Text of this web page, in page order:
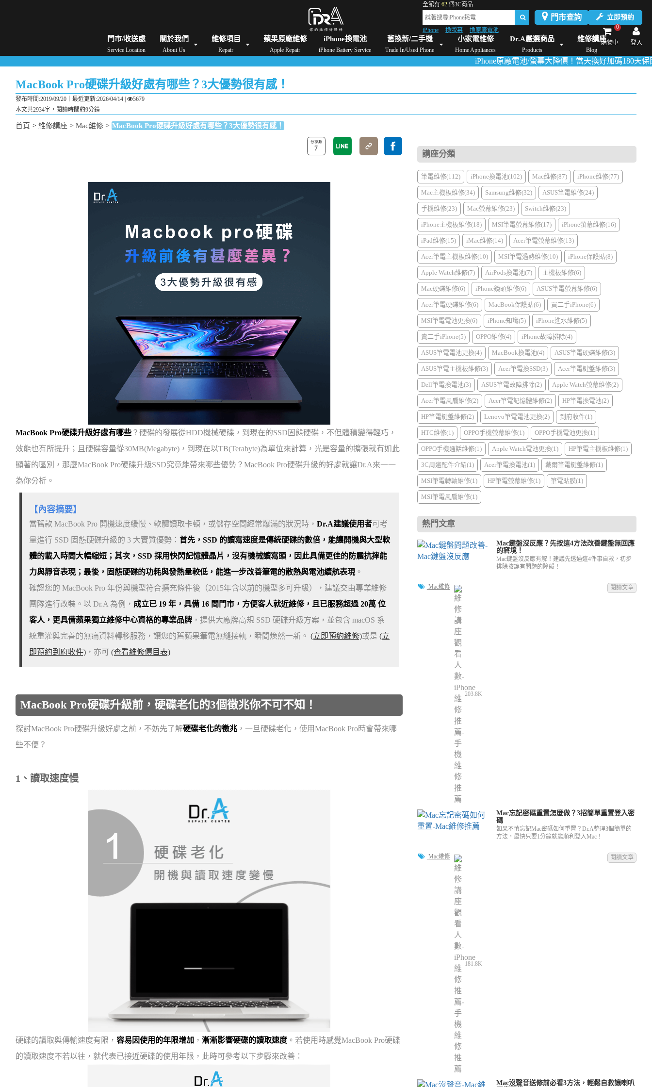
門市查詢 立即預約
全館有 62 個3C商品
iPhone 換螢幕
換原廠電池
登入
0
購物車
門市/收送處
Service Location
關於我們
About Us
維修項目
Repair
蘋果原廠維修
Apple Repair
iPhone換電池
iPhone Battery Service
舊換新/二手機
Trade In/Used Phone
小家電維修
Home Appliances
Dr.A嚴選商品
Products
維修講座
Blog
Android手機維修/價格 MacBook維修/價格 iPad維修/價格 Switch維修/價格 Apple Watch維修/價格 AirPods維修/價格 Dyson維修/價格 Mac Mini維修/價格 iMac維修/價格 Xbox維修/價格 伊萊
iPhone原廠電池/螢幕大降價！當天換好加碼180天保固！活動
MacBook Pro硬碟升級好處有哪些？3大優勢很有感！
發布時間:2019/09/20｜ 最近更新:2026/04/14
5679
本文共2934字，閱讀時間約9分鐘
首頁 > 維修講座 > Mac維修 > MacBook Pro硬碟升級好處有哪些？3大優勢很有感！
7
MacBook Pro硬碟升級好處有哪些 ？硬碟的發展從HDD機械硬碟，到現在的SSD固態硬碟，不但體積變得輕巧，
效能也有所提升；且硬碟容量從30MB(Megabyte)，到現在以TB(Terabyte)為單位來計算，光是容量的擴張就有如此
顯著的區別，那麼MacBook Pro硬碟升級SSD究竟能帶來哪些優勢？MacBook Pro硬碟升級的好處就讓Dr.A來一一
為你分析。
【內容摘要】
當舊款 MacBook Pro 開機速度緩慢、軟體讀取卡頓，或儲存空間經常爆滿的狀況時， Dr.A建議使用者可考
量進行 SSD 固態硬碟升級的 3 大實質優勢： 首先，SSD 的讀寫速度是傳統硬碟的數倍，能讓開機與大型軟
體的載入時間大幅縮短；其次，SSD 採用快閃記憶體晶片，沒有機械讀寫頭，因此具備更佳的防震抗摔能
力與靜音表現；最後，固態硬碟的功耗與發熱量較低，能進一步改善筆電的散熱與電池續航表現。
確認您的 MacBook Pro 年份與機型符合擴充條件後（2015年含以前的機型多可升級），建議交由專業維修
團隊進行改裝。以 Dr.A 為例， 成立已 19 年，具備 16 間門市，方便客人就近維修，且已服務超過 20萬 位
客人，更具備蘋果獨立維修中心資格的專業品牌，提供大廠牌高規 SSD 硬碟升級方案，並包含 macOS 系
統重灌與完善的無痛資料轉移服務，讓您的舊蘋果筆電無縫接軌，瞬間煥然一新。 (立即預約維修)或是 (立
即預約到府收件)，亦可 (查看維修價目表)
MacBook Pro硬碟升級前，硬碟老化的3個徵兆你不可不知！
探討MacBook Pro硬碟升級好處之前，不妨先了解硬碟老化的徵兆 ，一旦硬碟老化，使用MacBook Pro時會帶來哪
些不便？
1、讀取速度慢
硬碟的讀取與傳輸速度有限， 容易因使用的年限增加 ， 漸漸影響硬碟的讀取速度 。若使用時感覺MacBook Pro硬碟
的讀取速度不若以往，就代表已接近硬碟的使用年限，此時可參考以下步驟來改善：
講座分類
筆電維修(112) iPhone換電池(102) Mac維修(87) iPhone維修(77)
Mac主機板維修(34) Samsung維修(32) ASUS筆電維修(24)
手機維修(23) Mac螢幕維修(23) Switch維修(23)
iPhone主機板維修(18) MSI筆電螢幕維修(17) iPhone螢幕維修(16)
iPad維修(15) iMac維修(14) Acer筆電螢幕維修(13)
Acer筆電主機板維修(10) MSI筆電過熱維修(10) iPhone保護貼(8)
Apple Watch維修(7) AirPods換電池(7) 主機板維修(6)
Mac硬碟維修(6) iPhone鏡頭維修(6) ASUS筆電螢幕維修(6)
Acer筆電硬碟維修(6) MacBook保護貼(6) 買二手iPhone(6)
MSI筆電電池更換(6) iPhone知識(5) iPhone進水維修(5)
賣二手iPhone(5) OPPO維修(4) iPhone故障排除(4)
ASUS筆電電池更換(4) MacBook換電池(4) ASUS筆電硬碟維修(3)
ASUS筆電主機板維修(3) Acer筆電換SSD(3) Acer筆電鍵盤維修(3)
Dell筆電換電池(3) ASUS筆電故障排除(2) Apple Watch螢幕維修(2)
Acer筆電風扇維修(2) Acer筆電記憶體維修(2) HP筆電換電池(2)
HP筆電鍵盤維修(2) Lenovo筆電電池更換(2) 到府收件(1)
HTC維修(1) OPPO手機螢幕維修(1) OPPO手機電池更換(1)
OPPO手機通話維修(1) Apple Watch電池更換(1) HP筆電主機板維修(1)
3C周邊配件介紹(1) Acer筆電換電池(1) 戴爾筆電鍵盤維修(1)
MSI筆電轉軸維修(1) HP筆電螢幕維修(1) 筆電貼膜(1)
MSI筆電風扇維修(1)
熱門文章
Mac鍵盤沒反應？先按這4方法改善鍵盤無回應
的窘境！
Mac鍵盤沒反應有解！建議先透過這4件事自救，初步
排除按鍵有問題的障礙！
Mac維修
203.8K
閱讀文章
Mac忘記密碼重置怎麼做？3招簡單重置登入密
碼
如果不慎忘記Mac密碼如何重置？Dr.A整理3個簡單的
方法，最快只要1分鐘就能順利登入Mac！
Mac維修
181.8K
閱讀文章
Mac沒聲音送修前必看3方法，輕鬆自救讓喇叭